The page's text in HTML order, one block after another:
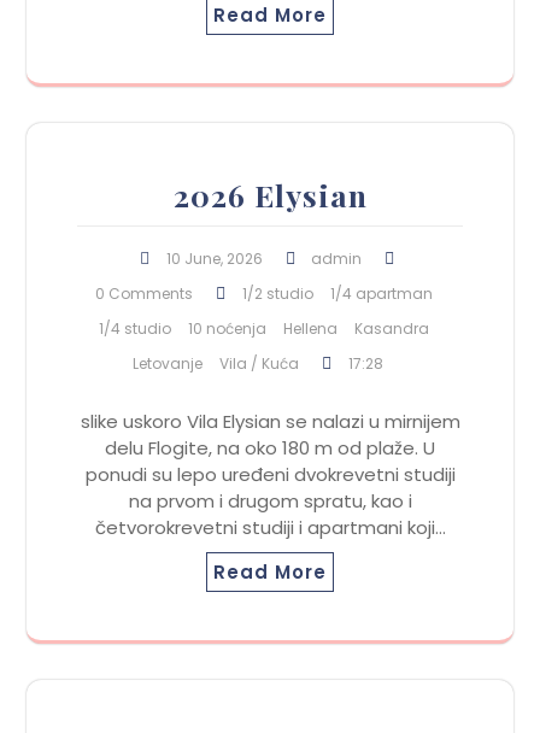
Read More
2026 Elysian
10 June, 2026
admin
0 Comments
1/2 studio
1/4 apartman
1/4 studio
10 noćenja Hellena
Kasandra
Letovanje
Vila / Kuća 17:28
slike uskoro Vila Elysian se nalazi u mirnijem
delu Flogite, na oko 180 m od plaže. U
ponudi su lepo uređeni dvokrevetni studiji
na prvom i drugom spratu, kao i
četvorokrevetni studiji i apartmani koji…
Read More